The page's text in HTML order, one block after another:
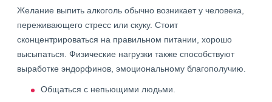
Желание выпить алкоголь обычно возникает у человека,
переживающего стресс или скуку. Стоит
сконцентрироваться на правильном питании, хорошо
высыпаться. Физические нагрузки также способствуют
выработке эндорфинов, эмоциональному благополучию.
Общаться с непьющими людьми.